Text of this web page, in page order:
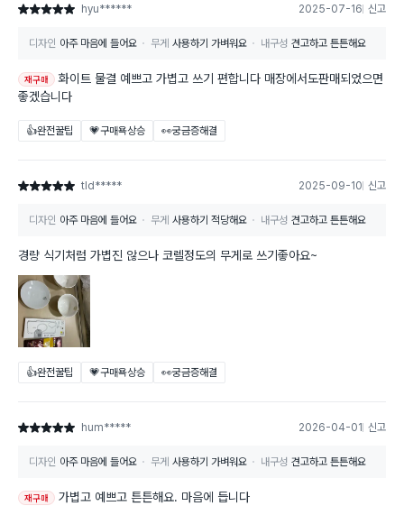
별점 5점 hyu****** 2025-07-16 신고
디자인 아주 마음에 들어요 무게 사용하기 가벼워요 내구성 견고하고 튼튼해요
재구매
화이트 물결 예쁘고 가볍고 쓰기 편합니다 매장에서도판매되었으면
좋겠습니다
👍완전꿀팁 💗구매욕상승 👀궁금증해결
별점 5점 tld***** 2025-09-10 신고
디자인 아주 마음에 들어요 무게 사용하기 적당해요 내구성 견고하고 튼튼해요
경량 식기처럼 가볍진 않으나 코렐정도의 무게로 쓰기좋아요~
👍완전꿀팁 💗구매욕상승 👀궁금증해결
별점 5점 hum***** 2026-04-01 신고
디자인 아주 마음에 들어요 무게 사용하기 가벼워요 내구성 견고하고 튼튼해요
재구매 가볍고 예쁘고 튼튼해요. 마음에 듭니다